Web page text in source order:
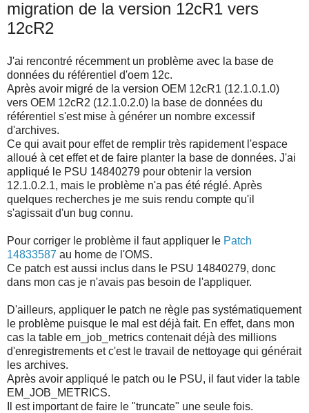
migration de la version 12cR1 vers
12cR2
J'ai rencontré récemment un problème avec la base de
données du référentiel d'oem 12c.
Après avoir migré de la version OEM 12cR1 (12.1.0.1.0)
vers OEM 12cR2 (12.1.0.2.0) la base de données du
référentiel s'est mise à générer un nombre excessif
d'archives.
Ce qui avait pour effet de remplir très rapidement l'espace
alloué à cet effet et de faire planter la base de données. J'ai
appliqué le PSU 14840279 pour obtenir la version
12.1.0.2.1, mais le problème n'a pas été réglé. Après
quelques recherches je me suis rendu compte qu'il
s'agissait d'un bug connu.
Pour corriger le problème il faut appliquer le Patch
14833587 au home de l'OMS.
Ce patch est aussi inclus dans le PSU 14840279, donc
dans mon cas je n'avais pas besoin de l'appliquer.
D'ailleurs, appliquer le patch ne règle pas systématiquement
le problème puisque le mal est déjà fait. En effet, dans mon
cas la table em_job_metrics contenait déjà des millions
d'enregistrements et c'est le travail de nettoyage qui générait
les archives.
Après avoir appliqué le patch ou le PSU, il faut vider la table
EM_JOB_METRICS.
Il est important de faire le "truncate" une seule fois.